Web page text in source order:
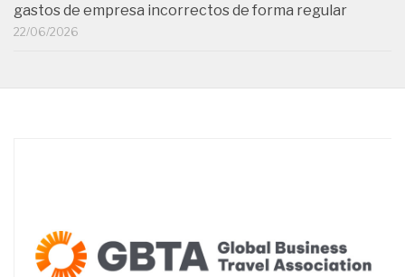
gastos de empresa incorrectos de forma regular
22/06/2026